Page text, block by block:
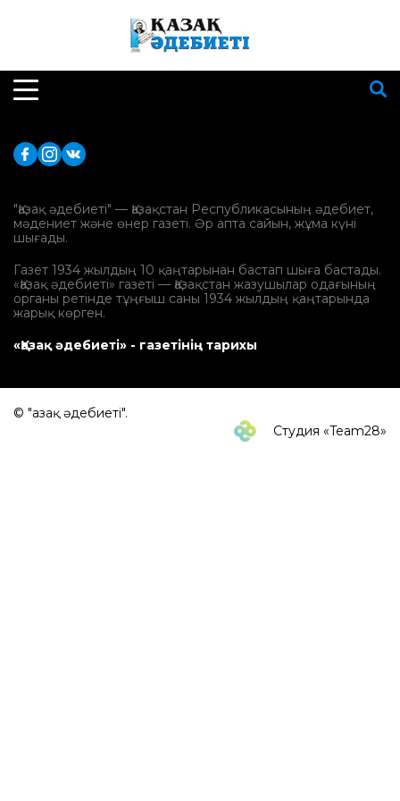
"Қазақ әдебиеті" — Қазақстан Республикасының әдебиет,
мәдениет және өнер газеті. Әр апта сайын, жұма күні
шығады.
Газет 1934 жылдың 10 қаңтарынан бастап шыға бастады.
«Қазақ әдебиеті» газеті — Қазақстан жазушылар одағының
органы ретінде тұңғыш саны 1934 жылдың қаңтарында
жарық көрген.
«Қазақ әдебиеті» - газетінің тарихы
© "Қазақ әдебиеті".
Студия «Team28»